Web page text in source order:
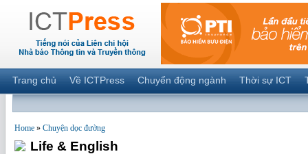
Trang chủ Về ICTPress Chuyển động ngành Thời sự ICT
Home » Chuyện dọc đường
Life & English